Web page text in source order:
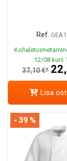
Ref.
12/08 kuni
37,10 €*
Lisa
- 39 %